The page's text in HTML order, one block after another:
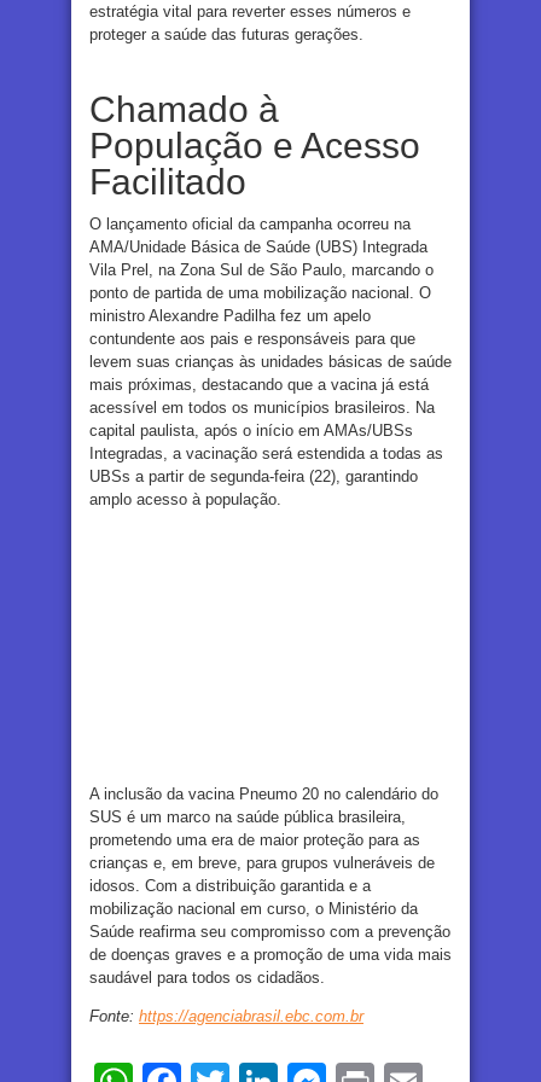
estratégia vital para reverter esses números e
proteger a saúde das futuras gerações.
Chamado à
População e Acesso
Facilitado
O lançamento oficial da campanha ocorreu na
AMA/Unidade Básica de Saúde (UBS) Integrada
Vila Prel, na Zona Sul de São Paulo, marcando o
ponto de partida de uma mobilização nacional. O
ministro Alexandre Padilha fez um apelo
contundente aos pais e responsáveis para que
levem suas crianças às unidades básicas de saúde
mais próximas, destacando que a vacina já está
acessível em todos os municípios brasileiros. Na
capital paulista, após o início em AMAs/UBSs
Integradas, a vacinação será estendida a todas as
UBSs a partir de segunda-feira (22), garantindo
amplo acesso à população.
A inclusão da vacina Pneumo 20 no calendário do
SUS é um marco na saúde pública brasileira,
prometendo uma era de maior proteção para as
crianças e, em breve, para grupos vulneráveis de
idosos. Com a distribuição garantida e a
mobilização nacional em curso, o Ministério da
Saúde reafirma seu compromisso com a prevenção
de doenças graves e a promoção de uma vida mais
saudável para todos os cidadãos.
Fonte: https://agenciabrasil.ebc.com.br